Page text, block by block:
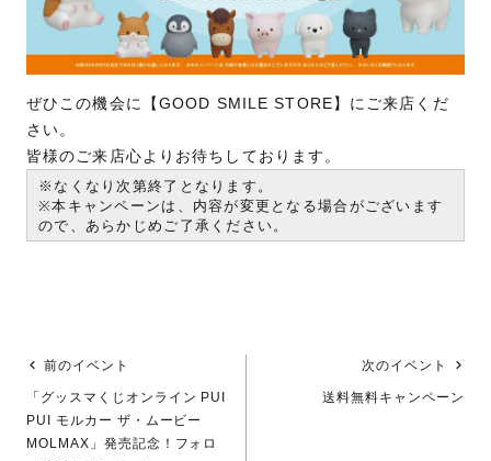
ぜひこの機会に【GOOD SMILE STORE】にご来店くだ
さい。
皆様のご来店心よりお待ちしております。
※なくなり次第終了となります。
※本キャンペーンは、内容が変更となる場合がございます
ので、あらかじめご了承ください。
前のイベント
「グッスマくじオンライン PUI
PUI モルカー ザ・ムービー
MOLMAX」発売記念！フォロ
次のイベント
送料無料キャンペーン